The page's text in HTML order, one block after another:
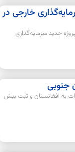
خارجی در
مدیرکل امور اقتصادی و دارایی خراسان جنوبی گفت: در ۲۲ ماه گذشته، ۲۲ پروژه جدید سرمایه‌گذاری
جنوبی
به افغانستان و ثبت بیش